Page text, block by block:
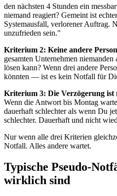
den nächsten 4 Stunden ein
niemand reagiert? Gemeint ist
Systemausfall, verlorener Auftrag.
unzufrieden sein."
Kriterium 2: Keine andere
gesamten Unternehmen
lösen kann? Wenn drei andere
könnten — ist es kein Notfall für
Kriterium 3: Die Verzögerung ist
Wenn die Antwort bis Montag
dauerhaft schlechter als wenn Du
schlechter. Dauerhaft und nicht
Nur wenn alle drei Kriterien
Notfall. Alles andere wartet.
Typische Pseudo-
wirklich sind